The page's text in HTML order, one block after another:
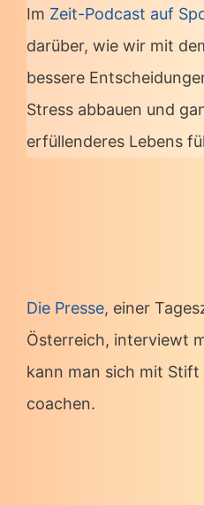
Im Zeit-Podcast auf
darüber, wie wir mit
bessere
Stress abbauen und
erfüllenderes Lebens
Die Presse, einer
Österreich, interviewt
kann man sich mit Stift
coachen.